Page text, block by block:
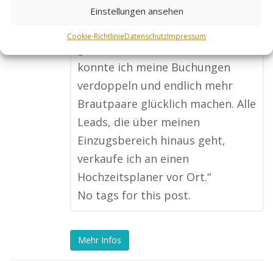
Einstellungen ansehen
Cookie-RichtlinieDatenschutzImpressum
Suchbegriffen wie
‚Hochzeitsplaner in meiner Stadt‘
konnte ich meine Buchungen
verdoppeln und endlich mehr
Brautpaare glücklich machen. Alle
Leads, die über meinen
Einzugsbereich hinaus geht,
verkaufe ich an einen
Hochzeitsplaner vor Ort.“
No tags for this post.
Mehr Infos